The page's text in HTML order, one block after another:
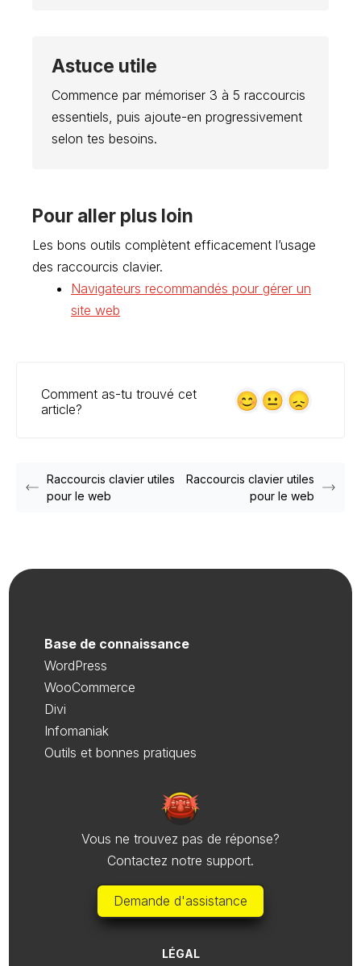
Astuce utile
Commence par mémoriser 3 à 5 raccourcis
essentiels, puis ajoute-en progressivement
selon tes besoins.
Pour aller plus loin
Les bons outils complètent efficacement l’usage
des raccourcis clavier.
Navigateurs recommandés pour gérer un
site web
Comment as-tu trouvé cet
article?
Raccourcis clavier utiles
pour le web
Raccourcis clavier utiles
pour le web
Base de connaissance
WordPress
WooCommerce
Divi
Infomaniak
Outils et bonnes pratiques
Vous ne trouvez pas de réponse?
Contactez notre support.
Demande d'assistance
LÉGAL